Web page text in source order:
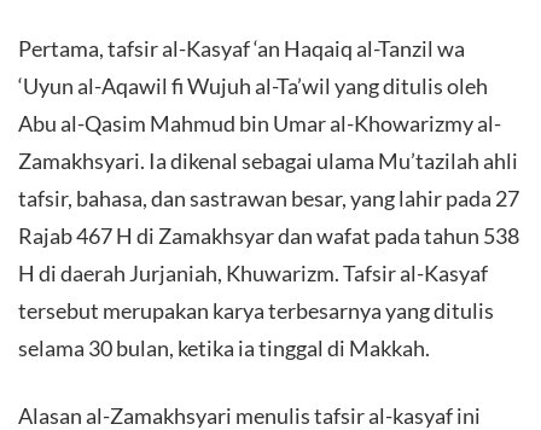
Pertama, tafsir al-Kasyaf ‘an Haqaiq al-Tanzil wa
‘Uyun al-Aqawil fi Wujuh al-Ta’wil yang ditulis oleh
Abu al-Qasim Mahmud bin Umar al-Khowarizmy al-
Zamakhsyari. Ia dikenal sebagai ulama Mu’tazilah ahli
tafsir, bahasa, dan sastrawan besar, yang lahir pada 27
Rajab 467 H di Zamakhsyar dan wafat pada tahun 538
H di daerah Jurjaniah, Khuwarizm. Tafsir al-Kasyaf
tersebut merupakan karya terbesarnya yang ditulis
selama 30 bulan, ketika ia tinggal di Makkah.
Alasan al-Zamakhsyari menulis tafsir al-kasyaf ini